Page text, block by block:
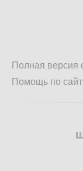
Полная версия
Помощь по